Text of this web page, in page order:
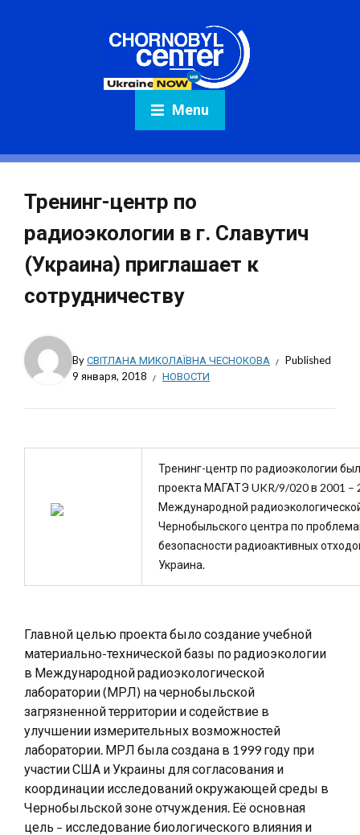
Menu
Тренинг-центр по
радиоэкологии в г. Славутич
(Украина) приглашает к
сотрудничеству
ByСВІТЛАНА МИКОЛАЇВНА ЧЕСНОКОВА
Published
9 января, 2018
НОВОСТИ
Тренинг-центр по радиоэкологии
проекта МАГАТЭ UKR/9/020 в 2001 –
Международной
Чернобыльского центра по
безопасности радиоактивных
Украина.
Главной целью проекта было создание учебной
материально-технической базы по радиоэкологии
в Международной радиоэкологической
лаборатории (МРЛ) на чернобыльской
загрязненной территории и содействие в
улучшении измерительных возможностей
лаборатории. МРЛ была создана в 1999 году при
участии США и Украины для согласования и
координации исследований окружающей среды в
Чернобыльской зоне отчуждения. Её основная
цель – исследование биологического влияния и